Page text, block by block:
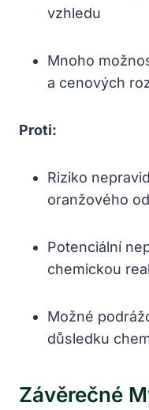
vzhledu
Mnoho
a cenových
Proti:
Riziko
oranžového
Potenciální
chemickou
Možné
důsledku
Závěrečné